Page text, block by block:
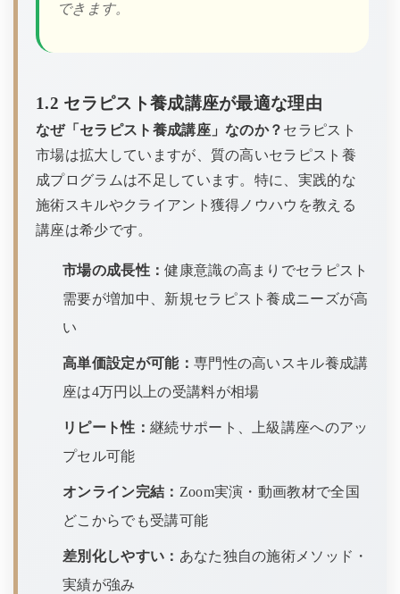
できます。
1.2 セラピスト養成講座が最適な理由
なぜ「セラピスト養成講座」なのか？ セラピスト
市場は拡大していますが、質の高いセラピスト養
成プログラムは不足しています。特に、実践的な
施術スキルやクライアント獲得ノウハウを教える
講座は希少です。
市場の成長性：健康意識の高まりでセラピスト
需要が増加中、新規セラピスト養成ニーズが高
い
高単価設定が可能： 専門性の高いスキル養成講
座は4万円以上の受講料が相場
リピート性： 継続サポート、上級講座へのアッ
プセル可能
オンライン完結： Zoom実演・動画教材で全国
どこからでも受講可能
差別化しやすい： あなた独自の施術メソッド・
実績が強み